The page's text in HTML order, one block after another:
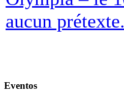
aucun prétexte.
Eventos